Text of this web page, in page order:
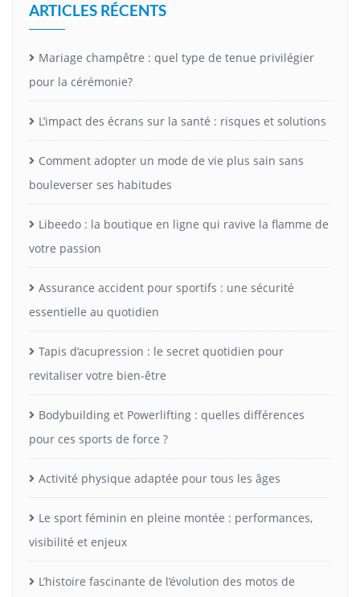
ARTICLES RÉCENTS
Mariage champêtre : quel type de tenue privilégier
pour la cérémonie?
L’impact des écrans sur la santé : risques et solutions
Comment adopter un mode de vie plus sain sans
bouleverser ses habitudes
Libeedo : la boutique en ligne qui ravive la flamme de
votre passion
Assurance accident pour sportifs : une sécurité
essentielle au quotidien
Tapis d’acupression : le secret quotidien pour
revitaliser votre bien-être
Bodybuilding et Powerlifting : quelles différences
pour ces sports de force ?
Activité physique adaptée pour tous les âges
Le sport féminin en pleine montée : performances,
visibilité et enjeux
L’histoire fascinante de l’évolution des motos de